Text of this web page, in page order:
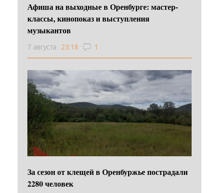
Афиша на выходные в Оренбурге: мастер-
классы, кинопоказ и выступления
музыкантов
7 августа 23:18 1
За сезон от клещей в Оренбуржье пострадали
2280 человек